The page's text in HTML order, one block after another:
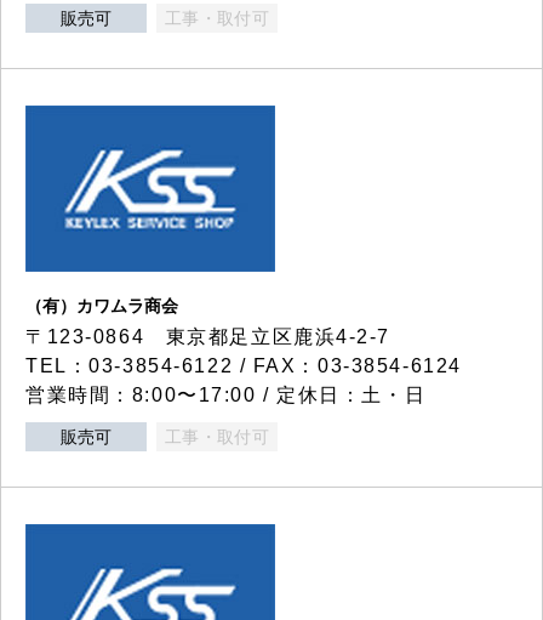
販売可 工事・取付可
（有）カワムラ商会
〒123-0864 東京都足立区鹿浜4-2-7
TEL：03-3854-6122 / FAX：03-3854-6124
営業時間：8:00〜17:00 / 定休日：土・日
販売可 工事・取付可